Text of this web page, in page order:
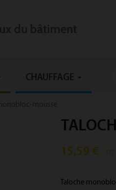
CHAUFFAGE
15,59 € TTC
Taloche